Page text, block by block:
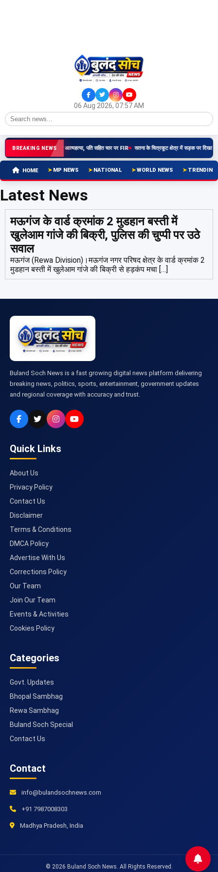
06 Aug 2026, 07:57 AM
BREAKING NEWS
दहेज प्रताड़ना से नवविवाहिता की आत्महत्या, पति सहित चार पर FIR सतना के चित्रकूट क्षेत्र में सड़क पर दिखा
HOME MP NEWS NATIONAL WORLD NEWS TRENDING
Latest News
मऊगंज के वार्ड क्रमांक 2 मुडहान बस्ती में
खुलेआम गांजे की बिक्री, पुलिस की चुप्पी पर उठे
सवाल
मऊगंज (Rewa Division)।मऊगंज नगर परिषद क्षेत्र के वार्ड क्रमांक 2
मुडहान बस्ती में खुलेआम गांजे की बिक्री से हड़कंप मचा […]
Buland Soch News is a fast growing digital news platform delivering
breaking news, politics, sports, entertainment, government updates
and regional coverage with accuracy and trust.
Quick Links
About Us
Privacy Policy
Contact Us
Disclaimer
Terms & Conditions
DMCA Policy
Advertise With Us
Corrections Policy
Our Team
Join Our Team
Events & Activities
Cookies Policy
Categories
Govt. Updates
Bhopal Sambhag
Rewa Sambhag
Buland Soch Special
Contact Us
Contact
info@bulandsochnews.com
+91 7987008303
Madhya Pradesh, India
© 2026 Buland Soch News. All Rights Reserved.